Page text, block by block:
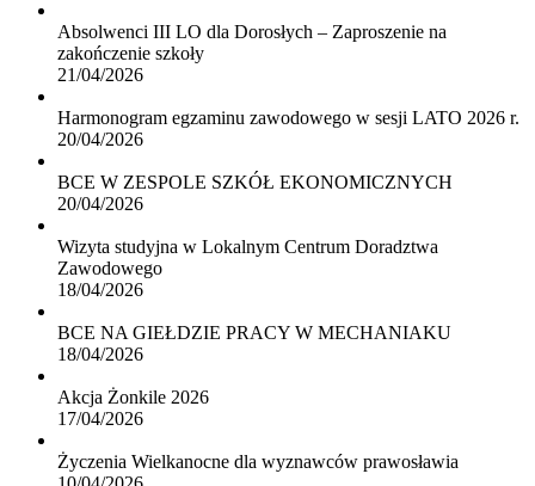
Absolwenci III LO dla Dorosłych – Zaproszenie na
zakończenie szkoły
21/04/2026
Harmonogram egzaminu zawodowego w sesji LATO 2026 r.
20/04/2026
BCE W ZESPOLE SZKÓŁ EKONOMICZNYCH
20/04/2026
Wizyta studyjna w Lokalnym Centrum Doradztwa
Zawodowego
18/04/2026
BCE NA GIEŁDZIE PRACY W MECHANIAKU
18/04/2026
Akcja Żonkile 2026
17/04/2026
Życzenia Wielkanocne dla wyznawców prawosławia